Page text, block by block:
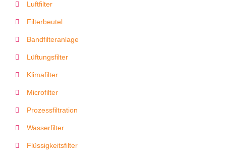
Luftfilter
Filterbeutel
Bandfilteranlage
Lüftungsfilter
Klimafilter
Microfilter
Prozessfiltration
Wasserfilter
Flüssigkeitsfilter